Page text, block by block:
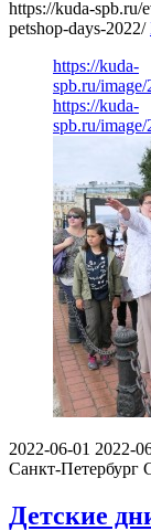
https://kuda-
petshop-days-2022/
https://kuda-
spb.ru/
https://kuda-
spb.ru/
2022-06-01 2022-
Санкт-Петербург
Детские